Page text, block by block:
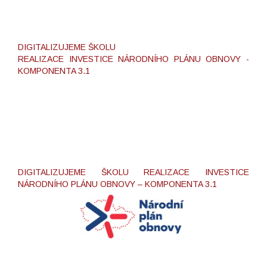
DIGITALIZUJEME ŠKOLU
REALIZACE INVESTICE NÁRODNÍHO PLÁNU OBNOVY -
KOMPONENTA 3.1
DIGITALIZUJEME ŠKOLU REALIZACE INVESTICE
NÁRODNÍHO PLÁNU OBNOVY – KOMPONENTA 3.1